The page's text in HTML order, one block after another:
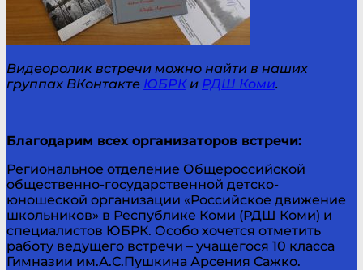
Видеоролик встречи можно найти в наших
группах ВКонтакте ЮБРКи РДШ Коми.
Благодарим всех организаторов встречи:
Региональное отделение Общероссийской
общественно-государственной детско-
юношеской организации «Российское движение
школьников» в Республике Коми (РДШ Коми) и
специалистов ЮБРК. Особо хочется отметить
работу ведущего встречи – учащегося 10 класса
Гимназии им.А.С.Пушкина Арсения Сажко.